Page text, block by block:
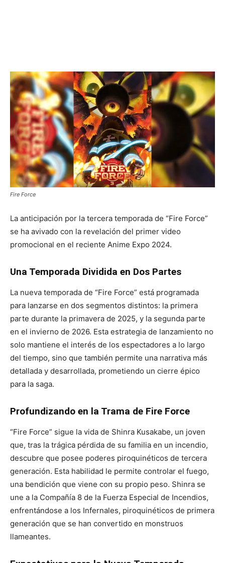
Fire Force
La anticipación por la tercera temporada de “Fire Force”
se ha avivado con la revelación del primer video
promocional en el reciente Anime Expo 2024.
Una Temporada Dividida en Dos Partes
La nueva temporada de “Fire Force” está programada
para lanzarse en dos segmentos distintos: la primera
parte durante la primavera de 2025, y la segunda parte
en el invierno de 2026. Esta estrategia de lanzamiento no
solo mantiene el interés de los espectadores a lo largo
del tiempo, sino que también permite una narrativa más
detallada y desarrollada, prometiendo un cierre épico
para la saga.
Profundizando en la Trama de Fire Force
“Fire Force” sigue la vida de Shinra Kusakabe, un joven
que, tras la trágica pérdida de su familia en un incendio,
descubre que posee poderes piroquinéticos de tercera
generación. Esta habilidad le permite controlar el fuego,
una bendición que viene con su propio peso. Shinra se
une a la Compañía 8 de la Fuerza Especial de Incendios,
enfrentándose a los Infernales, piroquinéticos de primera
generación que se han convertido en monstruos
llameantes.